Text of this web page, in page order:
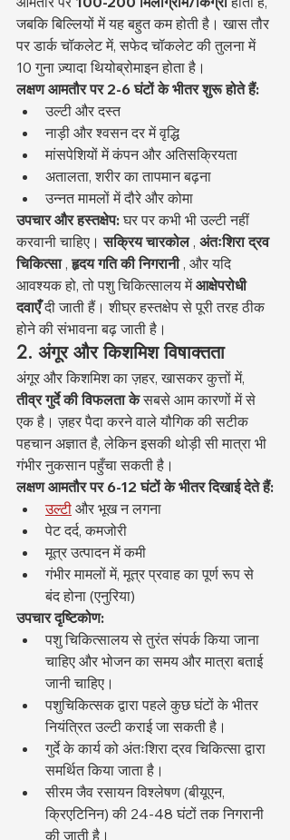
जबकि बिल्लियों में यह बहुत कम होती है। खास तौर
पर डार्क चॉकलेट में, सफेद चॉकलेट की तुलना में
10 गुना ज़्यादा थियोब्रोमाइन होता है।
लक्षण आमतौर पर 2-6 घंटों के भीतर शुरू होते हैं:
उल्टी और दस्त
नाड़ी और श्वसन दर में वृद्धि
मांसपेशियों में कंपन और अतिसक्रियता
अतालता, शरीर का तापमान बढ़ना
उन्नत मामलों में दौरे और कोमा
उपचार और हस्तक्षेप: घर पर कभी भी उल्टी नहीं
करवानी चाहिए। सक्रिय चारकोल , अंतःशिरा द्रव
चिकित्सा , हृदय गति की निगरानी , और यदि
आवश्यक हो, तो पशु चिकित्सालय में आक्षेपरोधी
दवाएँ दी जाती हैं। शीघ्र हस्तक्षेप से पूरी तरह ठीक
होने की संभावना बढ़ जाती है।
2. अंगूर और किशमिश विषाक्तता
अंगूर और किशमिश का ज़हर, खासकर कुत्तों में,
तीव्र गुर्दे की विफलता के सबसे आम कारणों में से
एक है। ज़हर पैदा करने वाले यौगिक की सटीक
पहचान अज्ञात है, लेकिन इसकी थोड़ी सी मात्रा भी
गंभीर नुकसान पहुँचा सकती है।
लक्षण आमतौर पर 6-12 घंटों के भीतर दिखाई देते हैं:
उल्टी और भूख न लगना
पेट दर्द, कमजोरी
मूत्र उत्पादन में कमी
गंभीर मामलों में, मूत्र प्रवाह का पूर्ण रूप से
बंद होना (एनुरिया)
उपचार दृष्टिकोण:
पशु चिकित्सालय से तुरंत संपर्क किया जाना
चाहिए और भोजन का समय और मात्रा बताई
जानी चाहिए।
पशुचिकित्सक द्वारा पहले कुछ घंटों के भीतर
नियंत्रित उल्टी कराई जा सकती है।
गुर्दे के कार्य को अंतःशिरा द्रव चिकित्सा द्वारा
समर्थित किया जाता है।
सीरम जैव रसायन विश्लेषण (बीयूएन,
क्रिएटिनिन) की 24-48 घंटों तक निगरानी
की जाती है।